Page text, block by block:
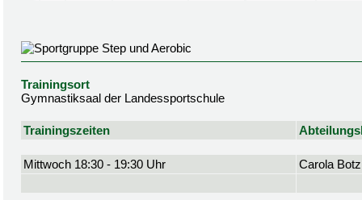
Trainingsort
Gymnastiksaal der Landessportschule
Trainingszeiten
Mittwoch 18:30 - 19:30 Uhr Carola